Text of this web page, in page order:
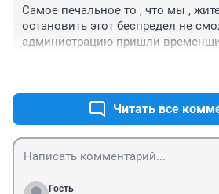
Самое печальное то , что мы ,
остановить этот беспредел не
администрацию пришли
кафе с надписью "АРЕНДА".
Читать все
Гость